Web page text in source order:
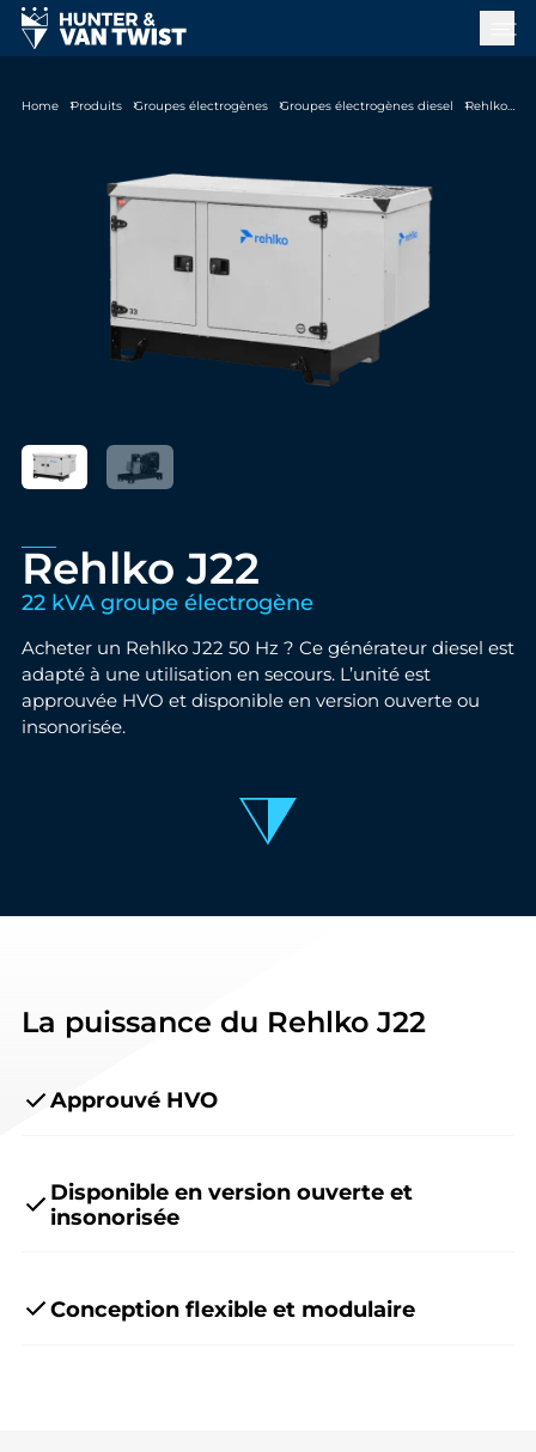
Home Produits Groupes électrogènes Groupes électrogènes diesel Rehlko J22
Rehlko J22
22 kVA groupe électrogène
Acheter un Rehlko J22 50 Hz ? Ce générateur diesel est
adapté à une utilisation en secours. L’unité est
approuvée HVO et disponible en version ouverte ou
insonorisée.
La puissance du Rehlko J22
Approuvé HVO
Disponible en version ouverte et
insonorisée
Conception flexible et modulaire